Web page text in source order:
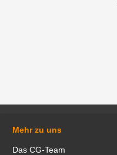
Mehr zu uns
Das CG-Team